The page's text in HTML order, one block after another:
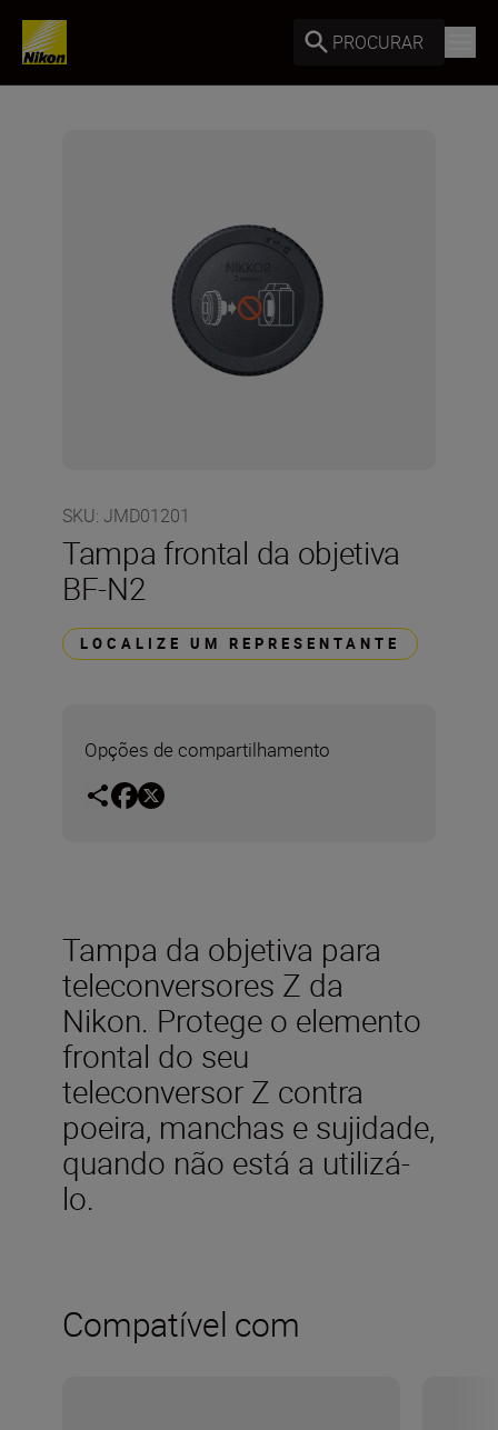
PROCURAR
SKU: JMD01201
Tampa frontal da objetiva
BF-N2
LOCALIZE UM REPRESENTANTE
Opções de compartilhamento
Tampa da objetiva para
teleconversores Z da
Nikon. Protege o elemento
frontal do seu
teleconversor Z contra
poeira, manchas e sujidade,
quando não está a utilizá-
lo.
Compatível com